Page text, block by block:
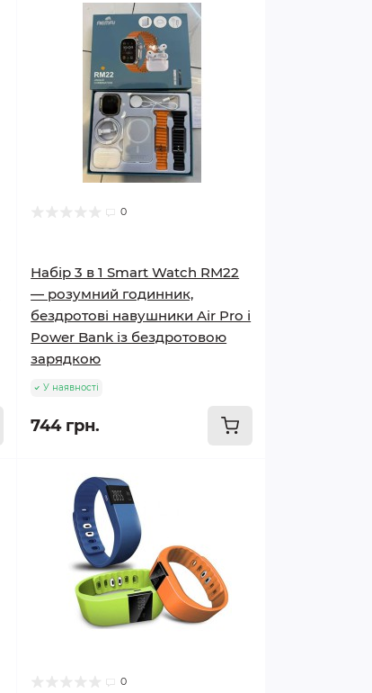
0
Набір 3 в 1 Smart Watch RM22
— розумний годинник,
бездротові навушники Air Pro і
Power Bank із бездротовою
зарядкою
У наявності
744 грн.
0